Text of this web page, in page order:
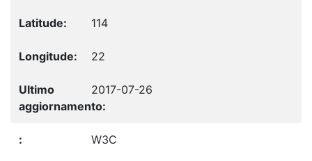
114
22
2017-07-26
W3C